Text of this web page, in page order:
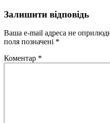
Залишити відповідь
Ваша e-mail адреса не
поля позначені *
Коментар *